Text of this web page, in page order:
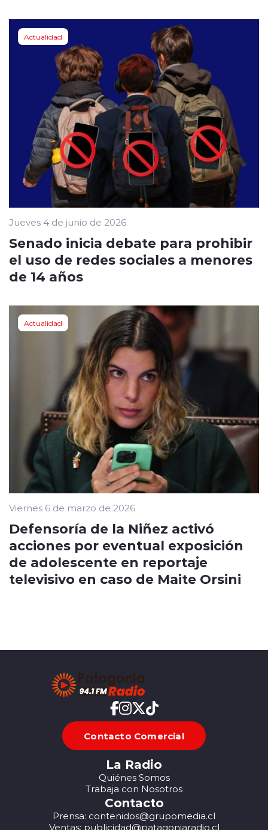
Actualidad
Jueves 4 de junio de 2026
Senado inicia debate para prohibir
el uso de redes sociales a menores
de 14 años
Actualidad
Viernes 6 de marzo de 2026
Defensoría de la Niñez activó
acciones por eventual exposición
de adolescente en reportaje
televisivo en caso de Maite Orsini
Contacto Comercial
La Radio
Quiénes Somos
Trabaja con Nosotros
Contacto
Prensa: contenidos@grupomedia.cl
Ventas: publicidad@patagoniaradio.cl